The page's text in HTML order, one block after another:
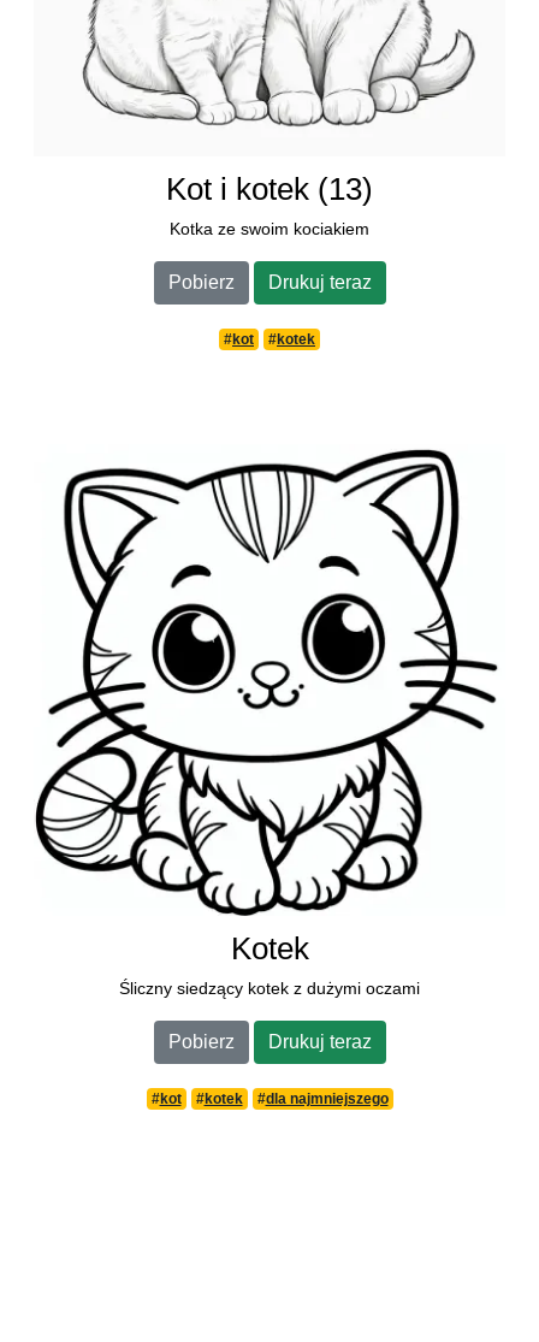
Kot i kotek (13)
Kotka ze swoim kociakiem
Pobierz Drukuj teraz
#kot #kotek
Kotek
Śliczny siedzący kotek z dużymi oczami
Pobierz Drukuj teraz
#kot #kotek #dla najmniejszego